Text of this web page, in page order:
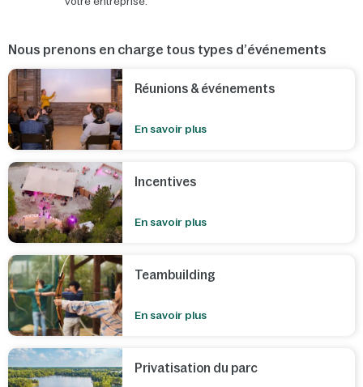
Nous prenons en charge tous types d’événements
Réunions & événements
En savoir plus
Incentives
En savoir plus
Teambuilding
En savoir plus
Privatisation du parc